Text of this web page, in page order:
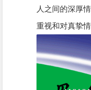
人之间的深厚
重视和对真挚情